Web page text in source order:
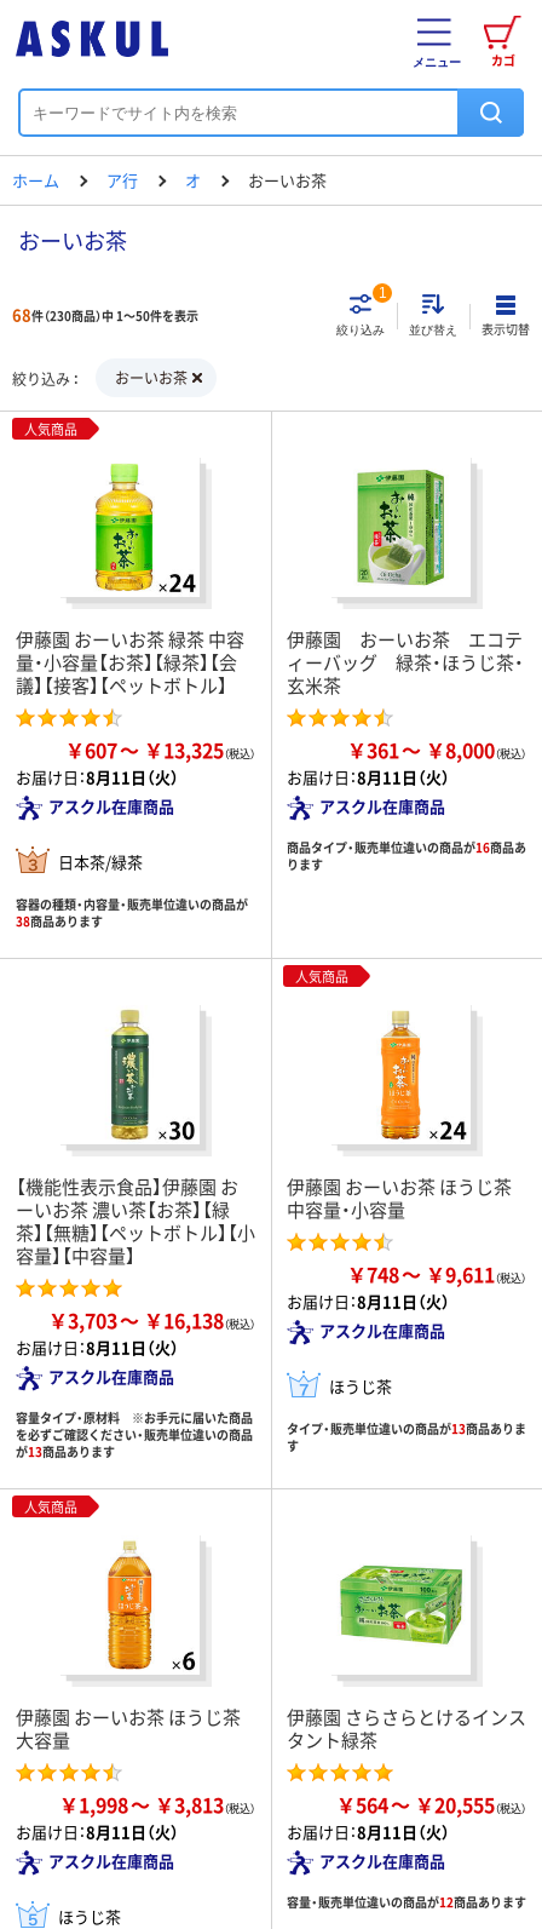
カゴ
メニュー
ホーム ア行 オ おーいお茶
おーいお茶
68件（230商品）中 1～50件を表示
絞り込み
1
並び替え 表示切替
絞り込み おーいお茶
人気商品
伊藤園 おーいお茶 緑茶 中容
量・小容量【お茶】【緑茶】【会
議】【接客】【ペットボトル】
￥607 ￥13,325
お届け日：8月11日（火）
アスクル在庫商品
日本茶/緑茶
容器の種類・内容量・販売単位違いの商品が
38商品あります
伊藤園 おーいお茶 エコテ
ィーバッグ 緑茶・ほうじ茶・
玄米茶
￥361 ￥8,000
お届け日：8月11日（火）
アスクル在庫商品
商品タイプ・販売単位違いの商品が16商品あ
ります
【機能性表示食品】伊藤園 お
ーいお茶 濃い茶【お茶】【緑
茶】【無糖】【ペットボトル】【小
容量】【中容量】
￥3,703 ￥16,138
お届け日：8月11日（火）
アスクル在庫商品
容量タイプ・原材料 ※お手元に届いた商品
を必ずご確認ください・販売単位違いの商品
が13商品あります
人気商品
伊藤園 おーいお茶 ほうじ茶
中容量・小容量
￥748 ￥9,611
お届け日：8月11日（火）
アスクル在庫商品
ほうじ茶
タイプ・販売単位違いの商品が13商品ありま
す
人気商品
伊藤園 おーいお茶 ほうじ茶
大容量
￥1,998 ￥3,813
お届け日：8月11日（火）
アスクル在庫商品
ほうじ茶
伊藤園 さらさらとけるインス
タント緑茶
￥564 ￥20,555
お届け日：8月11日（火）
アスクル在庫商品
容量・販売単位違いの商品が12商品あります